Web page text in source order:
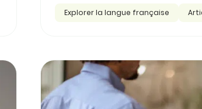
Explorer la langue française